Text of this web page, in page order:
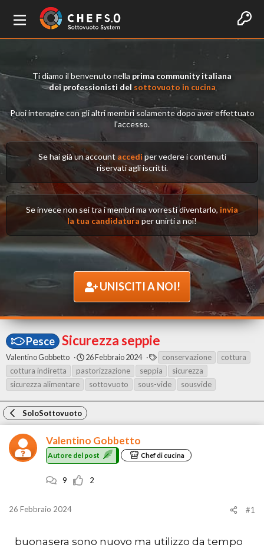
Ti diamo il benvenuto nella prima community italiana
dei professionisti del sottovuoto in cucina
Puoi interagire con gli altri membri solamente dopo aver effettuato
l'accesso.
Se hai già un account accedi per vedere i contenuti
riservati agli iscritti.
Se invece non sei tra i membri ma vorresti diventarlo, invia
la tua candidatura per unirti a noi!
UNISCITI A NOI!
Pesce Sicurezza seppie
A
u
t
e
e
p
Valentino Gobbetto
D
a
t
i
n
z
i
o
26 Febbraio 2024
A
G
conservazione
cottura
cottura indiretta
pastorizzazione seppia
sicurezza
sicurezza alimentare
sottovuoto sous-vide sousvide
SoloSottovuoto
Valentino Gobbetto
Autore del post Chef di cucina
9 2
26 Febbraio 2024 #1
buonasera sono nuovo ma utilizzo da tempo